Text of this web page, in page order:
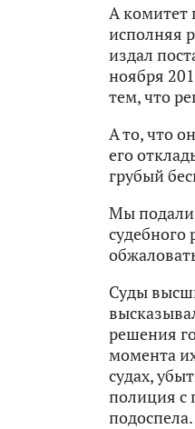
А комитет
исполняя
издал
ноября
тем, что
А то, что
его
грубый
Мы подали
Суды
решения
момента
судах,
полиция с
подоспела.